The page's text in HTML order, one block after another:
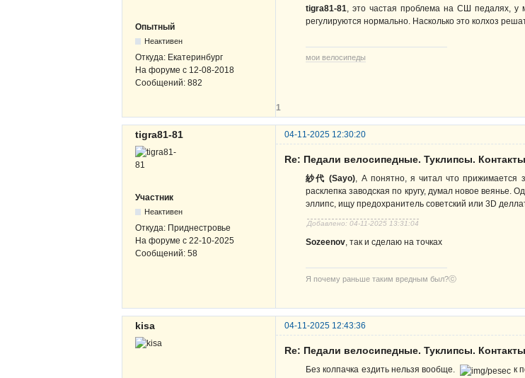
Опытный
Неактивен
Откуда: Екатеринбург
На форуме с 12-08-2018
Сообщений: 882
tigra81-81 , это частая проблема на СШ педалях, у
регулируются нормально. Насколько это колхоз
мои велосипеды
1
tigra81-81 04-11-2025 12:30:20
Участник
Неактивен
Откуда: Приднестровье
На форуме с 22-10-2025
Сообщений: 58
Re: Педали велосипедные. Туклипсы.
紗代 (Sayo), А понятно, я читал что прижимается
расклепка заводская по кругу, думал новое веянье.
эллипс, ищу предохранитель советский или 3D
Добавлено: 04-11-2025 13:31:04
Sozeenov, так и сделаю на точках
Я почему раньше таким вредным был?ⓒ
kisa 04-11-2025 12:43:36
Re: Педали велосипедные. Туклипсы.
Без колпачка ездить нельзя вообще.
к